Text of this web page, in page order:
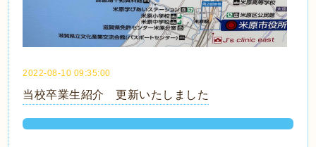
2022-08-10 09:35:00
当校卒業生紹介 更新いたしました